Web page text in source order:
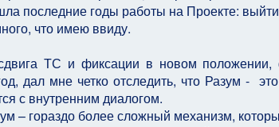
последние годы работы на Проекте:
что имею ввиду.
ТС и фиксации в новом положении,
дал мне четко отследить, что Разум -
с внутренним диалогом.
– гораздо более сложный механизм,